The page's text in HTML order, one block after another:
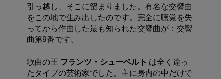
引っ越し、そこに留まりました。有名な交響曲
をこの地で生み出したのです。完全に聴覚を失
ってから作曲した最も知られた交響曲が：交響
曲第9番です。
歌曲の王 フランツ・シューベルト は全く違っ
たタイプの芸術家でした。主に身内の中だけで